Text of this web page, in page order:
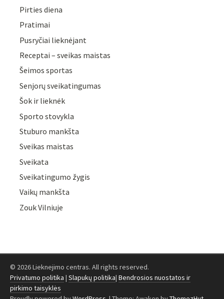
Pirties diena
Pratimai
Pusryčiai lieknėjant
Receptai – sveikas maistas
Šeimos sportas
Senjorų sveikatingumas
Šok ir lieknėk
Sporto stovykla
Stuburo mankšta
Sveikas maistas
Sveikata
Sveikatingumo žygis
Vaikų mankšta
Zouk Vilniuje
© 2026 Lieknejimo centras. All rights reserved.
Privatumo politika | Slapukų politika| Bendrosios nuostatos ir
pirkimo taisyklės